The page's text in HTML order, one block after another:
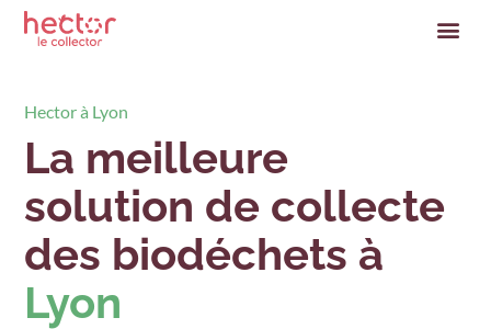
Hector à Lyon
La meilleure
solution de collecte
des biodéchets à
Lyon